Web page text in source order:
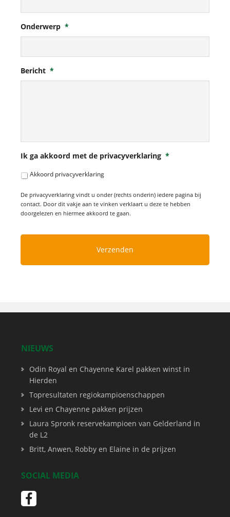
Onderwerp *
Bericht *
Ik ga akkoord met de privacyverklaring *
Akkoord privacyverklaring
De privacyverklaring vindt u onder (rechts onderin) iedere pagina bij
contact. Door dit vakje aan te vinken verklaart u deze te hebben
doorgelezen en hiermee akkoord te gaan.
NIEUWS
Odin Royal en Chayenne Karel pakken winst in
Hierden
Topresultaten regiokampioenschappen
Levi en Chayenne pakken prijzen
Laura Spronk reservekampioen van Gelderland in
de L2
Britt, Anwen, Robby en Elaine in de prijzen
SOCIAL MEDIA